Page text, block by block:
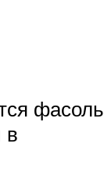
фасоль
в